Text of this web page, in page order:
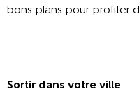
bons plans pour profiter
Sortir dans votre ville​